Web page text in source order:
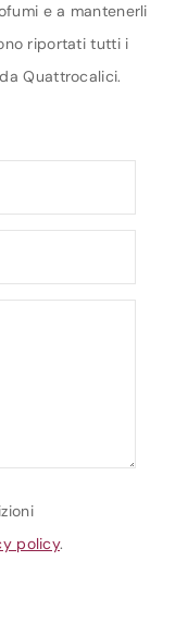
e a mantenerli
riportati tutti i
Quattrocalici.
policy.